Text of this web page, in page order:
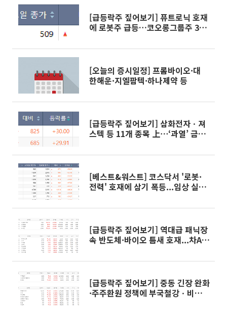
[급등락주 짚어보기] 퓨트로닉 호재
에 로봇주 급등…코오롱그룹주 3상
[오늘의 증시일정] 프롬바이오·대
한해운·지엘팜텍·하나제약 등
[급등락주 짚어보기] 삼화전자ㆍ져
스텍 등 11개 종목 上⋯‘과열’ 금호
[베스트&워스트] 코스닥서 '로봇·
전력' 호재에 삼기 폭등...임상 실패
[급등락주 짚어보기] 역대급 패닉장
속 반도체·바이오 틈새 호재...차AI
[급등락주 짚어보기] 중동 긴장 완화
·주주환원 정책에 부국철강ㆍ비비